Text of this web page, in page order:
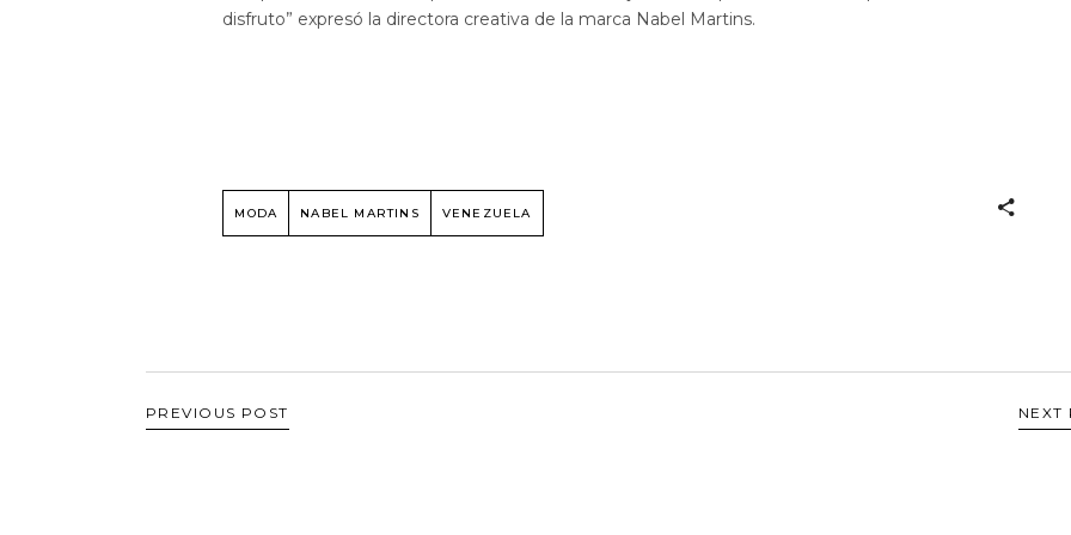
disfruto” expresó la directora creativa de la marca Nabel Martins.
MODA NABEL MARTINS VENEZUELA
PREVIOUS POST NEXT